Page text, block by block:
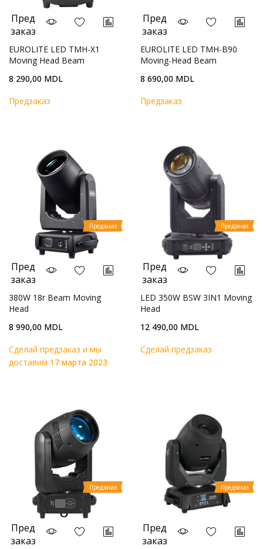
Пред
заказ
EUROLITE LED TMH-X1
Moving Head Beam
8 290,00 MDL
Предзаказ
Пред
заказ
EUROLITE LED TMH-B90
Moving-Head Beam
8 690,00 MDL
Предзаказ
Предзаказ
Пред
заказ
380W 18r Beam Moving
Head
8 990,00 MDL
Cделай предзаказ и мы
доставим 17 марта 2023
Предзаказ
Пред
заказ
LED 350W BSW 3IN1 Moving
Head
12 490,00 MDL
Cделай предзаказ
Предзаказ
Пред
заказ
Предзаказ
Пред
заказ